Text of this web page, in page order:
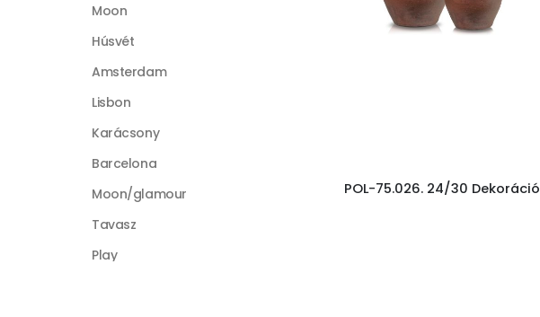
POL-75.026. 24/30 Dekoráció
Moon
Húsvét
Amsterdam
Lisbon
Karácsony
Barcelona
Moon/glamour
Tavasz
Play